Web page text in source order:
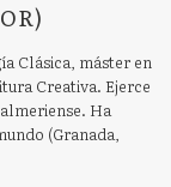
Clásica, máster en
Creativa. Ejerce
Ha
(Granada,